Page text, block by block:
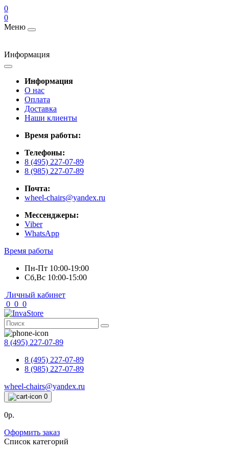
0
0
Меню
Информация
Информация
О нас
Оплата
Доставка
Наши клиенты
Время работы:
Телефоны:
8 (495) 227-07-89
8 (985) 227-07-89
Почта:
wheel-chairs@yandex.ru
Мессенджеры:
Viber
WhatsApp
Время работы
Пн-Пт 10:00-19:00
Сб,Вс 10:00-15:00
Личный кабинет
0 0 0
8 (495) 227-07-89
8 (495) 227-07-89
8 (985) 227-07-89
wheel-chairs@yandex.ru
0
0р.
Оформить заказ
Список категорий